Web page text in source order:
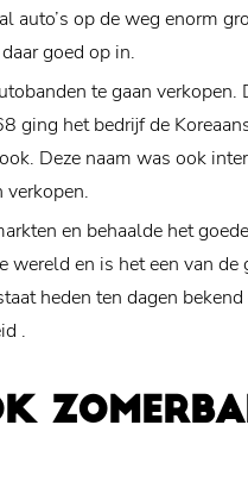
auto’s op de weg enorm
goed op in.
te gaan verkopen.
ging het bedrijf de
Deze naam was ook
verkopen.
en behaalde het
wereld en is het een van de
heden ten dagen
.